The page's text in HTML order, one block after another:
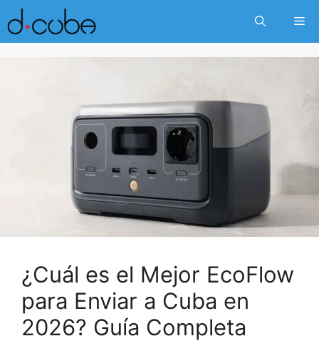
Skip
to
content
¿Cuál es el Mejor EcoFlow
para Enviar a Cuba en
2026? Guía Completa